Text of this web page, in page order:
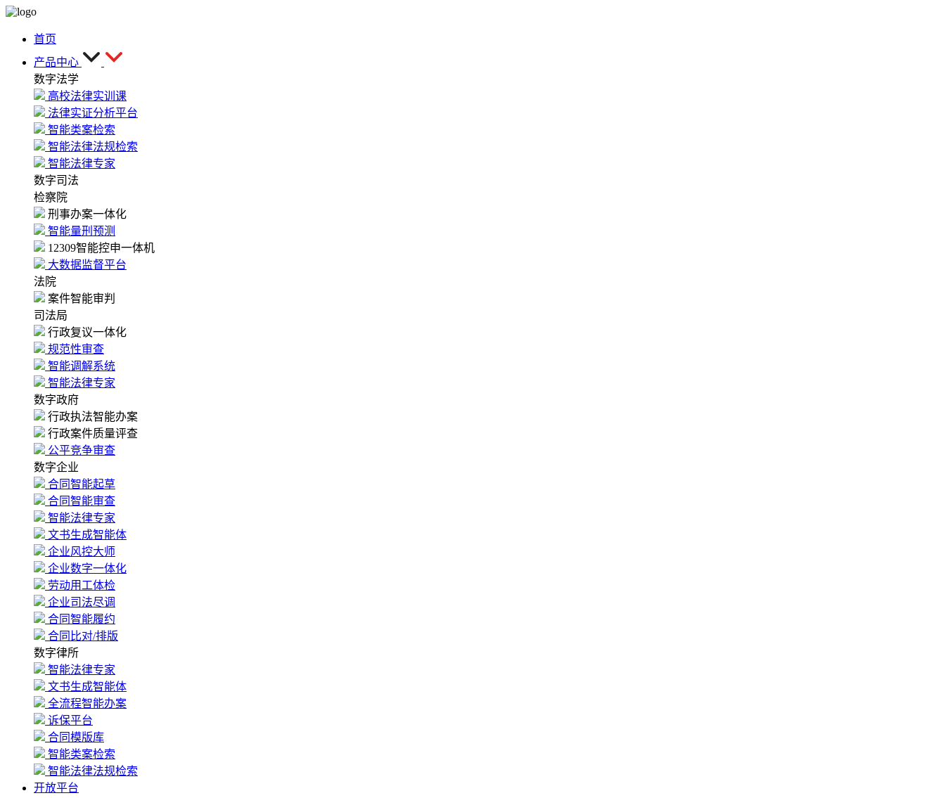
首页
产品中心
数字法学
高校法律实训课
法律实证分析平台
智能类案检索
智能法律法规检索
智能法律专家
数字司法
检察院
刑事办案一体化
智能量刑预测
12309智能控申一体机
大数据监督平台
法院
案件智能审判
司法局
行政复议一体化
规范性审查
智能调解系统
智能法律专家
数字政府
行政执法智能办案
行政案件质量评查
公平竞争审查
数字企业
合同智能起草
合同智能审查
智能法律专家
文书生成智能体
企业风控大师
企业数字一体化
劳动用工体检
企业司法尽调
合同智能履约
合同比对/排版
数字律所
智能法律专家
文书生成智能体
全流程智能办案
诉保平台
合同模版库
智能类案检索
智能法律法规检索
开放平台